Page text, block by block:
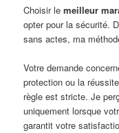
Choisir lemeilleur
opter pour la sécurité.
sans actes, ma
Votre demande
protection ou la
règle est stricte. Je
uniquement lorsque
garantit votre